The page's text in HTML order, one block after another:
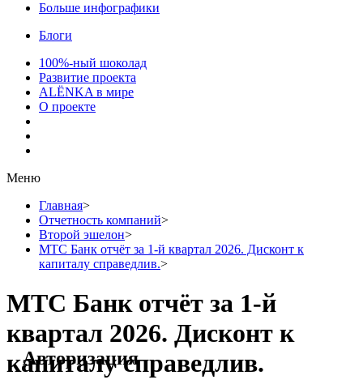
Больше инфографики
Блоги
100%-ный шоколад
Развитие проекта
ALЁNKA в мире
О проекте
Меню
Главная>
Отчетность компаний>
Второй эшелон>
МТС Банк отчёт за 1-й квартал 2026. Дисконт к
капиталу справедлив.>
МТС Банк отчёт за 1-й
квартал 2026. Дисконт к
капиталу справедлив.
Авторизация